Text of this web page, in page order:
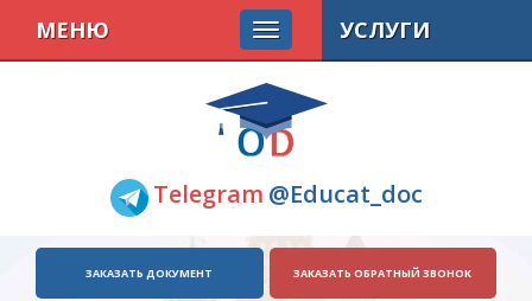
Telegram @Educat_doc
МЕНЮ
ЗАКАЗАТЬ ДОКУМЕНТ ЗАКАЗАТЬ ОБРАТНЫЙ ЗВОНОК
УСЛУГИ